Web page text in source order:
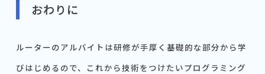
おわりに
ルーターのアルバイトは研修が手厚く基礎的な部分から学
びはじめるので、これから技術をつけたいプログラミング